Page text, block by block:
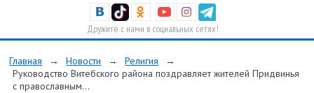
Дружите с нами в социальных сетях!
Главная → Новости → Религия
→
Руководство Витебского района поздравляет жителей Придвинья
с православным...